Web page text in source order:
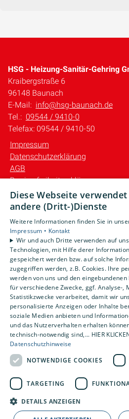
HSG - Heizung-Sanitär-Gehring
Kraibergstraße 6
96148 Baunach
E-Mail: info@hsg-baunach.de
Tel.: 09544 / 9410-0
Telefax: 09544 / 9410-50
Impressum
Datenschutzerklärung
AGB
Barrierefreiheitserklärung
Unsere Bereiche
Gewerbekunden
Karriere
Unternehmen
Kontakt
Diese Webseite
andere (Dritt-)Dienste
Weitere Informationen finden Sie in
Impressum • Kontakt
Wir und auch Dritte verwenden auf
Technologien, mit Hilfe derer
gespeichert werden bzw. auf solche
zugegriffen werden, z.B. Cookies. Ihre
werden von uns und den
für verschiedene Zwecke, ggf. Analyse-,
Statistikzwecke verarbeitet, damit wir
personalisierte Anzeigen oder Inhalte
soziale Medien anbieten und
und das Nutzerverhalten erhalten
technisch-notwendig sind,... HIER
Datenschutzhinweise
NOTWENDIGE COOKIES
TARGETING
DETAILS ANZEIGEN